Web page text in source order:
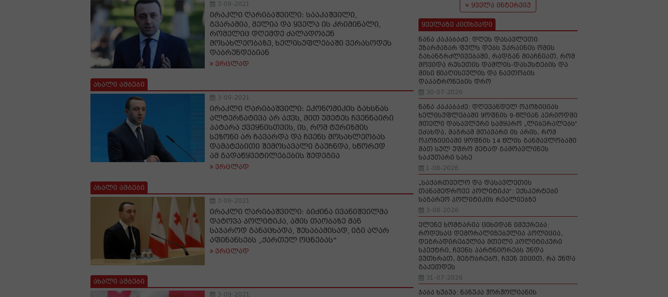
3-09-2021
ირაკლი ღარიბაშვილი: სააკაშვილი,
გვარამია, მელია და ყველა ის კრიმინალი,
რომელიც დღემდე ძალადობენ
მოსახლეობაზე, ხელისუფლებაში ვერასოდეს
დაბრუნდებიან
ვრცლად
ახალი ამბები
3-09-2021
ირაკლი ღარიბაშვილი: ეკონომიკის გახსნას
ალტერნატივა არ აქვს, მით უმეტეს ჩვენნაირი
პატარა ქვეყნისთვის, ის, რომ ტურიზმის
სეზონი არ ჩავარდა და ჩვენს მოსახლეობას
დამატებითი შემოსავალი გაუჩნდა, სწორედ
ამ გადაწყვეტილებების შედეგია
ვრცლად
ახალი ამბები
3-09-2021
ირაკლი ღარიბაშვილი: ბიძინა ივანიშვილმა
დატოვა პოლიტიკა, ამის თაობაზე მან
საჯაროდ განაცხადა, შესაბამისად, იგი აღარ
აფინანსებს „ქართულ ოცნებას"
ვრცლად
ახალი ამბები
3-09-2021
ყველა ინტერვიუ
ყველაზე კითხვადი
ნანა კაკაბაძე: დღეს დასავლეთი
უზარმაზარ ფულს დებს უკრაინის ომის
გახანგრძლივებაში, რადგან მიაჩნიათ, რომ
მოვიდა რუსეთის დაშლის-დასუსტების და
მისი წიაღისეულის და ნავთობის
დაპატრონების დრო
30-07-2026
ნანა კაკაბაძე: დღევანდელ ოპოზიციას
ხელისუფლებაში ყოფნის 9-წლიან პერიოდში
მთელი დასავლური სამყარო „ლიბერალებს“
ეძახდა, მაგრამ მთავარი ის არის, რომ
ოპოზიციაში ყოფნის 14 წლის განმავლობაში
მათ სულ უფრო მეტად გამოავლინეს
საკუთარი სახე
1-08-2026
„საქართველო და დასავლეთის
თანამედროვე პოლიტიკა“: ექსპერტები
საგარეო პოლიტიკის რეალიებზე
3-08-2026
ელენე ხოშტარია ციხიდან იმუქრება:
როდესაც დემორალიზებულია პოლიცია,
დეგრადირებულია მთელი პოლიტიკური
სპექტრი, ჩვენს პარტნიორებს უნდა
ვუთხრათ, მეგობრებო, ჩვენ ვიცით, რა უნდა
გაკეთდეს
31-07-2026
ჯაბა ხუბუა: ნანუკა ჟორჟოლიანის